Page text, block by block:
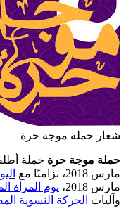
شعار حملة موجة حرة
حملة موجة حرة حملة
مارس 2018، تزامنًا مع
مارس 2018،
يوم المرأة
وآليات الحركة النسوية